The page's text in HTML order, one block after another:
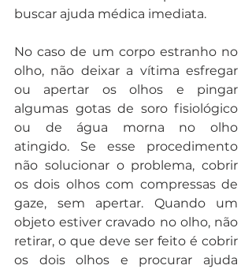
buscar ajuda médica imediata.
No caso de um corpo estranho no
olho, não deixar a vítima esfregar
ou apertar os olhos e pingar
algumas gotas de soro fisiológico
ou de água morna no olho
atingido. Se esse procedimento
não solucionar o problema, cobrir
os dois olhos com compressas de
gaze, sem apertar. Quando um
objeto estiver cravado no olho, não
retirar, o que deve ser feito é cobrir
os dois olhos e procurar ajuda